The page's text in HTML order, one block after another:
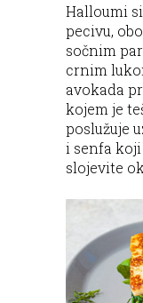
Halloumi
pecivu,
sočnim
crnim
avokada
kojem je
poslužuje
i senfa
slojevite